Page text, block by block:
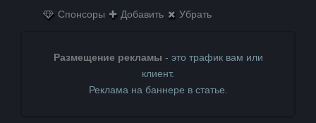
Спонсоры Добавить Убрать
Размещение рекламы - это трафик вам или
клиент.
Реклама на баннере в статье.